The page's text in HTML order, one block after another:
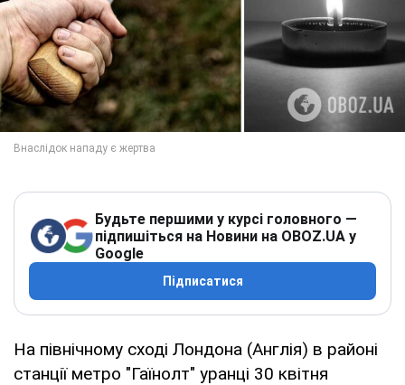
Будьте першими у курсі головного —
підпишіться на Новини на OBOZ.UA у
Google
Підписатися
На північному сході Лондона (Англія) в районі
станції метро "Гаїнолт" уранці 30 квітня